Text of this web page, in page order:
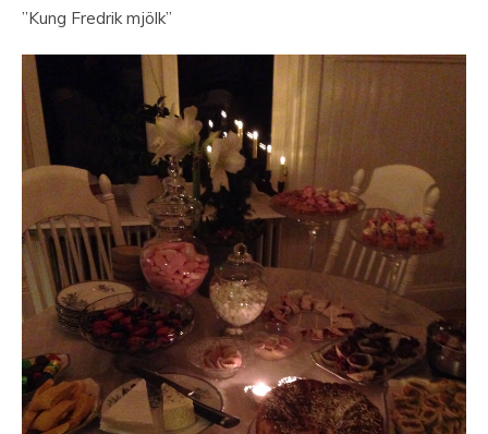
”Kung Fredrik mjölk”